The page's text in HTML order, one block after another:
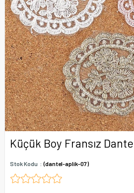
Küçük Boy Fransız
Stok Kodu (dantel-aplik-07)